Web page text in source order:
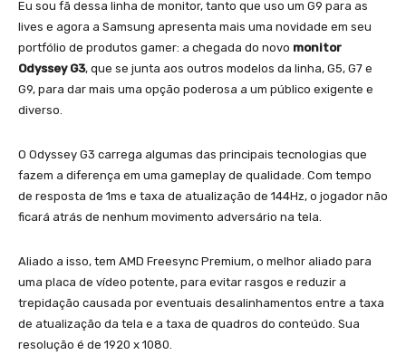
Eu sou fã dessa linha de monitor, tanto que uso um G9 para as
lives e agora a Samsung apresenta mais uma novidade em seu
portfólio de produtos gamer: a chegada do novo monitor
Odyssey G3, que se junta aos outros modelos da linha, G5, G7 e
G9, para dar mais uma opção poderosa a um público exigente e
diverso.
O Odyssey G3 carrega algumas das principais tecnologias que
fazem a diferença em uma gameplay de qualidade. Com tempo
de resposta de 1ms e taxa de atualização de 144Hz, o jogador não
ficará atrás de nenhum movimento adversário na tela.
Aliado a isso, tem AMD Freesync Premium, o melhor aliado para
uma placa de vídeo potente, para evitar rasgos e reduzir a
trepidação causada por eventuais desalinhamentos entre a taxa
de atualização da tela e a taxa de quadros do conteúdo. Sua
resolução é de 1920 x 1080.